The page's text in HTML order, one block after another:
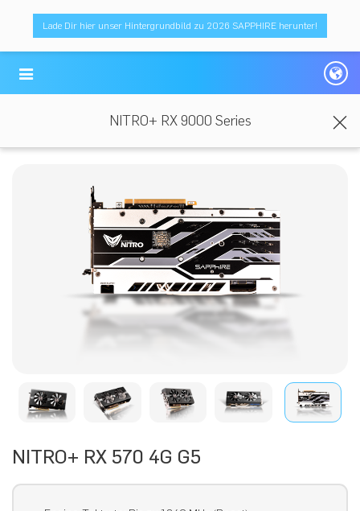
Lade Dir hier unser Hintergrundbild zu 2026 SAPPHIRE herunter!
NITRO+ RX 9000 Series
NITRO+ RX 570 4G G5